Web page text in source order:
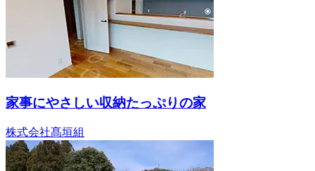
家事にやさしい収納たっぷりの家
株式会社髙垣組